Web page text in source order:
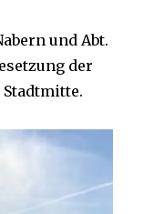
und Abt.
der